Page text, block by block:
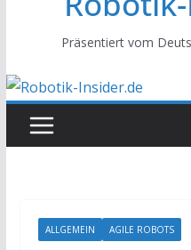
Präsentiert vom
ALLGEMEIN AGILE ROBOTS